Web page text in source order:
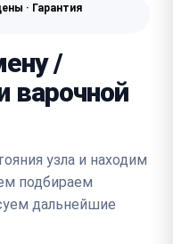
· Гарантия
/
варочной
узла и находим
подбираем
дальнейшие